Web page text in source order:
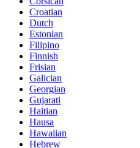
Croatian
Dutch
Estonian
Filipino
Finnish
Frisian
Galician
Georgian
Gujarati
Haitian
Hausa
Hawaiian
Hebrew